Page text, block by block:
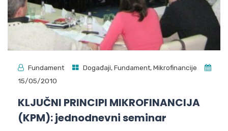
Fundament Događaji,Fundament,Mikrofinancije
15/05/2010
KLJUČNI PRINCIPI MIKROFINANCIJA
(KPM): jednodnevni seminar